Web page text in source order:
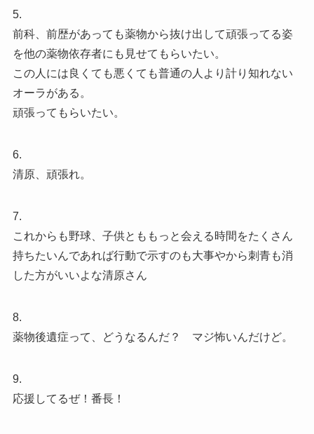
5.
前科、前歴があっても薬物から抜け出して頑張ってる姿
を他の薬物依存者にも見せてもらいたい。
この人には良くても悪くても普通の人より計り知れない
オーラがある。
頑張ってもらいたい。
6.
清原、頑張れ。
7.
これからも野球、子供とももっと会える時間をたくさん
持ちたいんであれば行動で示すのも大事やから刺青も消
した方がいいよな清原さん
8.
薬物後遺症って、どうなるんだ？ マジ怖いんだけど。
9.
応援してるぜ！番長！